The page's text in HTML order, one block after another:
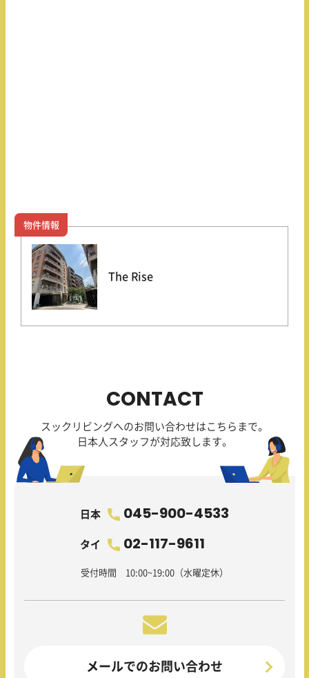
物件情報
The Rise
CONTACT
スックリビングへのお問い合わせはこちらまで。
日本人スタッフが対応致します。
日本 045-900-4533
タイ 02-117-9611
受付時間 10:00~19:00（水曜定休）
メールでのお問い合わせ